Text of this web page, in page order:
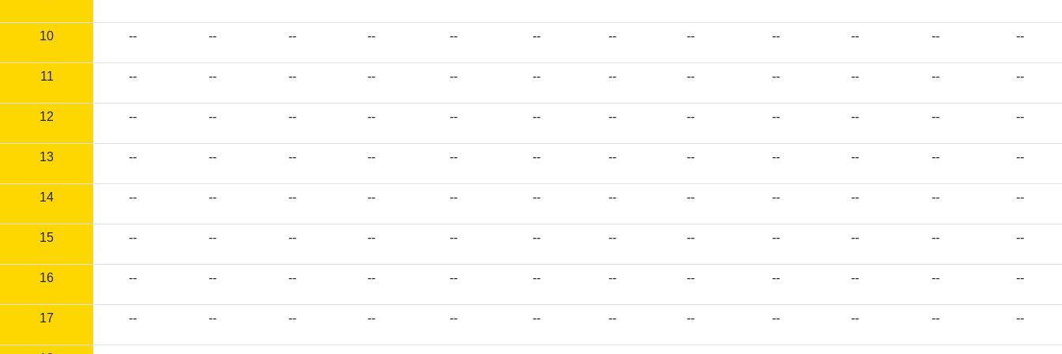
10 -- -- -- -- -- -- -- -- -- -- -- --
11 -- -- -- -- -- -- -- -- -- -- -- --
12 -- -- -- -- -- -- -- -- -- -- -- --
13 -- -- -- -- -- -- -- -- -- -- -- --
14 -- -- -- -- -- -- -- -- -- -- -- --
15 -- -- -- -- -- -- -- -- -- -- -- --
16 -- -- -- -- -- -- -- -- -- -- -- --
17 -- -- -- -- -- -- -- -- -- -- -- --